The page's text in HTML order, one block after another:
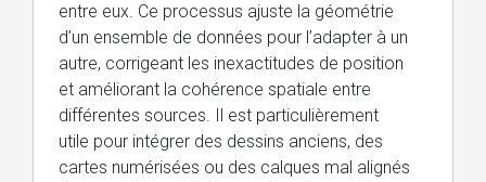
entre eux. Ce processus ajuste la géométrie
d’un ensemble de données pour l’adapter à un
autre, corrigeant les inexactitudes de position
et améliorant la cohérence spatiale entre
différentes sources. Il est particulièrement
utile pour intégrer des dessins anciens, des
cartes numérisées ou des calques mal alignés